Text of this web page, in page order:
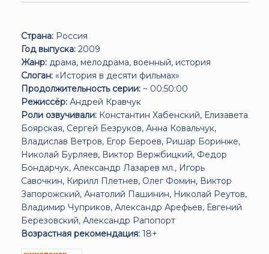
Страна: Россия
Год выпуска: 2009
Жанр: драма, мелодрама, военный, история
Слоган: «История в десяти фильмах»
Продолжительность серии: ~ 00:50:00
Режиссёр: Андрей Кравчук
Роли озвучивали: Константин Хабенский, Елизавета
Боярская, Сергей Безруков, Анна Ковальчук,
Владислав Ветров, Егор Бероев, Ришар Боринже,
Николай Бурляев, Виктор Вержбицкий, Федор
Бондарчук, Александр Лазарев мл., Игорь
Савочкин, Кирилл Плетнев, Олег Фомин, Виктор
Запорожский, Анатолий Пашинин, Николай Реутов,
Владимир Чуприков, Александр Арефьев, Евгений
Березовский, Александр Рапопорт
Возрастная рекомендация: 18+